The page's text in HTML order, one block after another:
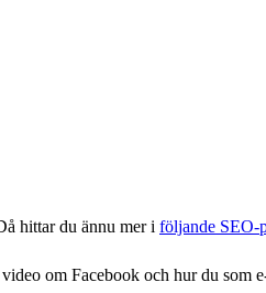
hittar du ännu mer i följande SEO-
om Facebook och hur du